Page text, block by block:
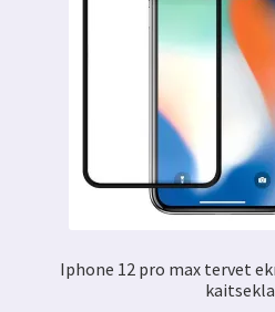
Iphone 12 pro max tervet